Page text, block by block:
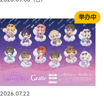
2026.07.22